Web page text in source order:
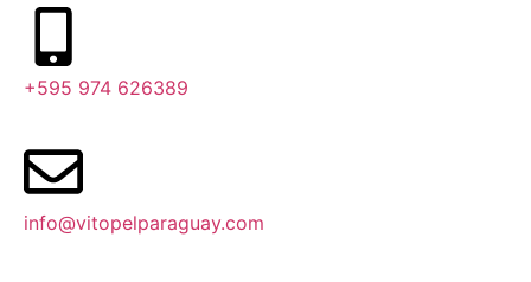
+595 974 626389
info@vitopelparaguay.com